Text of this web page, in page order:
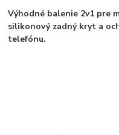
Výhodné balenie 2v1 pre
silikonový zadný kryt a
telefónu.